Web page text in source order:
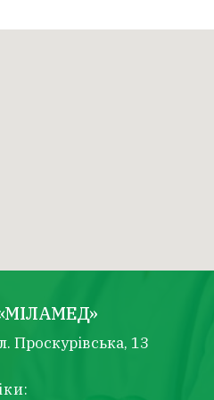
Проскурівська, 13